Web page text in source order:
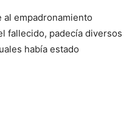
al empadronamiento
fallecido, padecía diversos
había estado